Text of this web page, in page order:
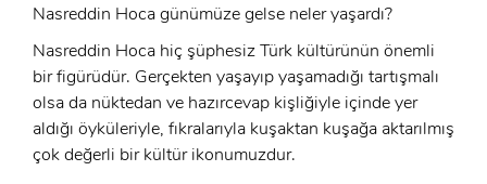
Nasreddin Hoca günümüze gelse neler yaşardı?
Nasreddin Hoca hiç şüphesiz Türk kültürünün önemli
bir figürüdür. Gerçekten yaşayıp yaşamadığı tartışmalı
olsa da nüktedan ve hazırcevap kişliğiyle içinde yer
aldığı öyküleriyle, fıkralarıyla kuşaktan kuşağa aktarılmış
çok değerli bir kültür ikonumuzdur.